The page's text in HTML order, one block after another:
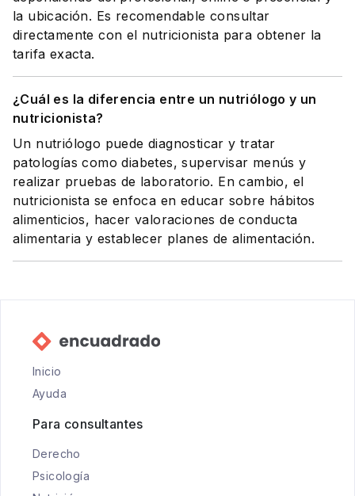
la ubicación. Es recomendable consultar
directamente con el nutricionista para obtener la
tarifa exacta.
¿Cuál es la diferencia entre un nutriólogo y un
nutricionista?
Un nutriólogo puede diagnosticar y tratar
patologías como diabetes, supervisar menús y
realizar pruebas de laboratorio. En cambio, el
nutricionista se enfoca en educar sobre hábitos
alimenticios, hacer valoraciones de conducta
alimentaria y establecer planes de alimentación.
Inicio
Ayuda
Para consultantes
Derecho
Psicología